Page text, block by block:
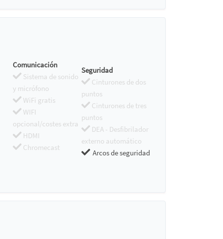
Comunicación
Sistema de sonido
y micrófono
WiFi gratis
WIFI
opcional/costes extra
HDMI
Chromecast
Seguridad
Cinturones de dos
puntos
Cinturones de tres
puntos
DEA - Desfibrilador
externo automático
Arcos de seguridad